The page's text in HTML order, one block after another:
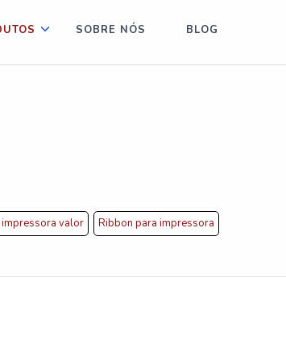
SOBRE NÓS BLOG
valor Ribbon para impressora